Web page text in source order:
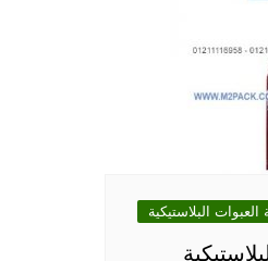
البلاستيكية